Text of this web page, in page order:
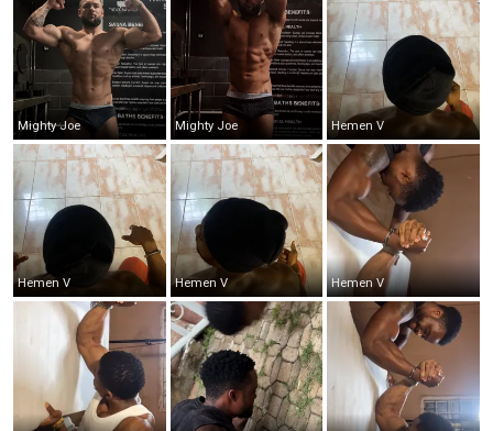
Mighty Joe Mighty Joe Hemen V
Hemen V Hemen V Hemen V